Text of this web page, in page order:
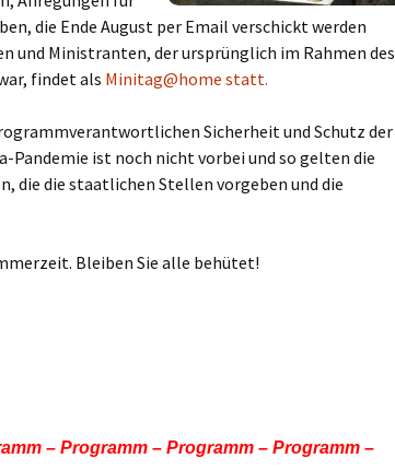
die Ende August per Email verschickt werden
und Ministranten, der ursprünglich im Rahmen des
findet als Minitag@home statt.
Sicherheit und Schutz der
Pandemie ist noch nicht vorbei und so gelten die
die die staatlichen Stellen vorgeben und die
Bleiben Sie alle behütet!
– Programm – Programm – Programm –